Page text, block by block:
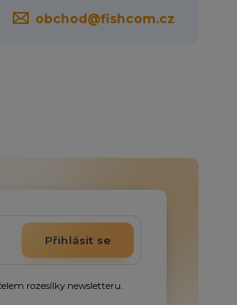
obchod@fishcom.cz
Přihlásit se
rozesílky newsletteru.